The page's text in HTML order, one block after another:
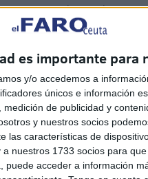
es importante para
y/o accedemos a
únicos e información
de publicidad y
y nuestros socios
las características de
nuestros 1733 socios para
puede acceder a información
trastorno hasta ahora